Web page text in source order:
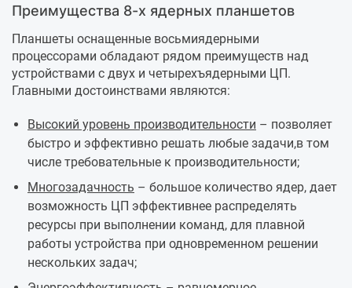
Преимущества 8-х ядерных планшетов
Планшеты оснащенные восьмиядерными
процессорами обладают рядом преимуществ над
устройствами с двух и четырехъядерными ЦП.
Главными достоинствами являются:
Высокий уровень производительности – позволяет
быстро и эффективно решать любые задачи,в том
числе требовательные к производительности;
Многозадачность – большое количество ядер, дает
возможность ЦП эффективнее распределять
ресурсы при выполнении команд, для плавной
работы устройства при одновременном решении
нескольких задач;